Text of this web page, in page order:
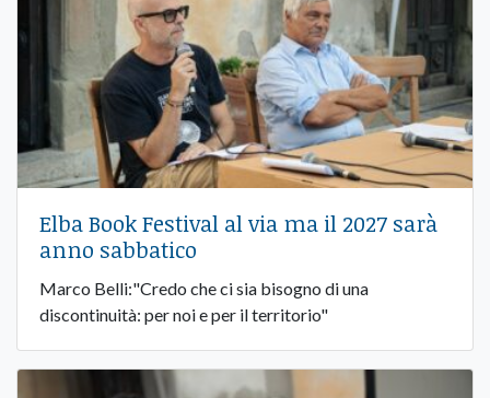
Elba Book Festival al via ma il 2027 sarà
anno sabbatico
Marco Belli:"Credo che ci sia bisogno di una
discontinuità: per noi e per il territorio"